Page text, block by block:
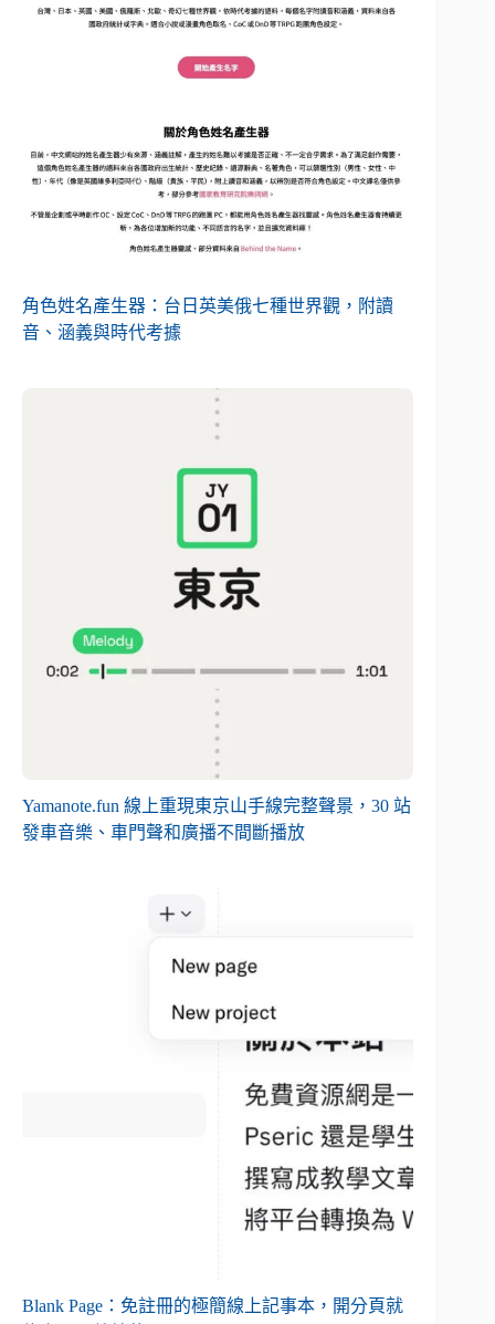
角色姓名產生器：台日英美俄七種世界觀，附讀
音、涵義與時代考據
Yamanote.fun 線上重現東京山手線完整聲景，30 站
發車音樂、車門聲和廣播不間斷播放
Blank Page：免註冊的極簡線上記事本，開分頁就